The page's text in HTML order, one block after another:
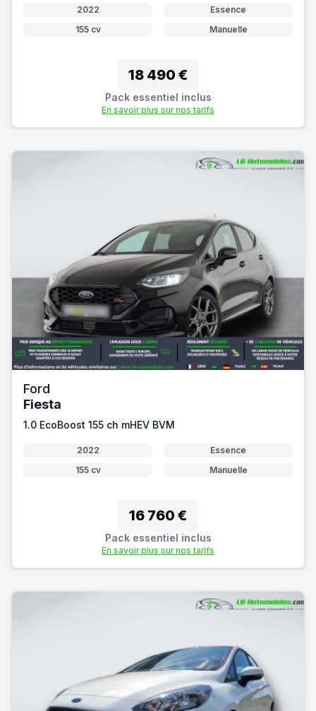
2022
Essence
155 cv
Manuelle
18 490 €
Pack essentiel inclus
En savoir plus sur nos tarifs
Ford
Fiesta
1.0 EcoBoost 155 ch mHEV BVM
2022
Essence
155 cv
Manuelle
16 760 €
Pack essentiel inclus
En savoir plus sur nos tarifs